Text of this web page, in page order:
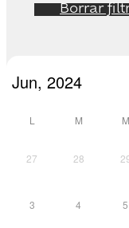
Borrar
L M M
27 28
3 4 5